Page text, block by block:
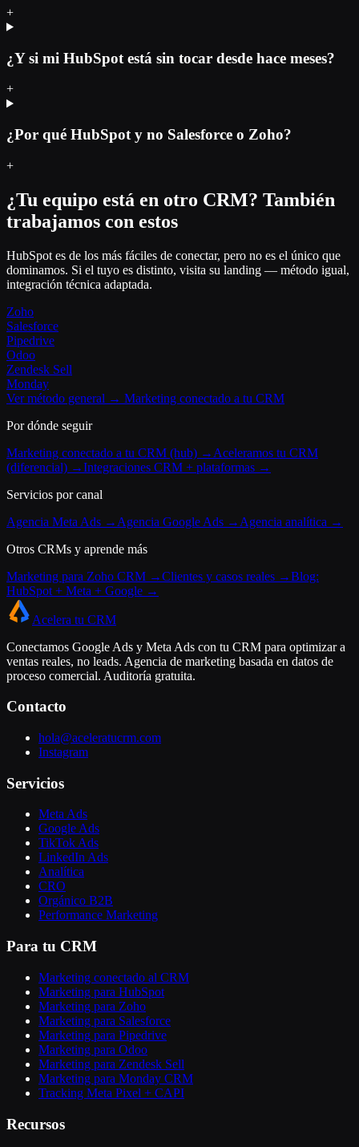
+
¿Y si mi HubSpot está sin tocar desde hace meses?
+
¿Por qué HubSpot y no Salesforce o Zoho?
+
¿Tu equipo está en otro CRM? También
trabajamos con estos
HubSpot es de los más fáciles de conectar, pero no es el único que
dominamos. Si el tuyo es distinto, visita su landing — método igual,
integración técnica adaptada.
Zoho
Salesforce
Pipedrive
Odoo
Zendesk Sell
Monday
Ver método general → Marketing conectado a tu CRM
Por dónde seguir
Marketing conectado a tu CRM (hub) → Aceleramos tu CRM
(diferencial) →Integraciones CRM + plataformas →
Servicios por canal
Agencia Meta Ads → Agencia Google Ads → Agencia analítica →
Otros CRMs y aprende más
Marketing para Zoho CRM →Clientes y casos reales →Blog:
HubSpot + Meta + Google →
Acelera tu CRM
Conectamos Google Ads y Meta Ads con tu CRM para optimizar a
ventas reales, no leads. Agencia de marketing basada en datos de
proceso comercial. Auditoría gratuita.
Contacto
hola@aceleratucrm.com
Instagram
Servicios
Meta Ads
Google Ads
TikTok Ads
LinkedIn Ads
Analítica
CRO
Orgánico B2B
Performance Marketing
Para tu CRM
Marketing conectado al CRM
Marketing para HubSpot
Marketing para Zoho
Marketing para Salesforce
Marketing para Pipedrive
Marketing para Odoo
Marketing para Zendesk Sell
Marketing para Monday CRM
Tracking Meta Pixel + CAPI
Recursos